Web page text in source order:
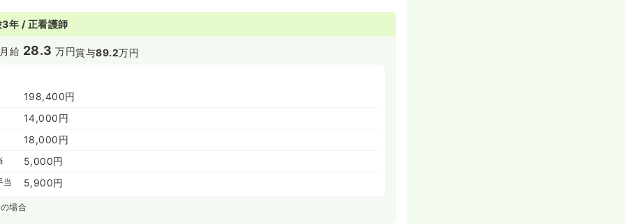
3年 / 正看護師
月給 28.3 万円賞与89.2万円
198,400円
14,000円
18,000円
5,000円
当 5,900円
場合